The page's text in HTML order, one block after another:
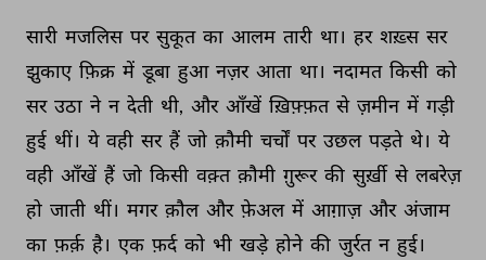
सारी मजलिस पर सुकूत का आलम तारी था। हर शख़्स सर
झुकाए फ़िक्र में डूबा हुआ नज़र आता था। नदामत किसी को
सर उठा ने न देती थी, और आँखें ख़िफ़्फ़त से ज़मीन में गड़ी
हुई थीं। ये वही सर हैं जो क़ौमी चर्चों पर उछल पड़ते थे। ये
वही आँखें हैं जो किसी वक़्त क़ौमी ग़ुरूर की सुर्ख़ी से लबरेज़
हो जाती थीं। मगर क़ौल और फ़ेअल में आग़ाज़ और अंजाम
का फ़र्क़ है। एक फ़र्द को भी खड़े होने की जुर्रत न हुई।